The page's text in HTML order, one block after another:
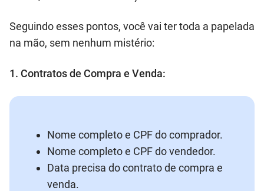
Seguindo esses pontos, você vai ter toda a papelada
na mão, sem nenhum mistério:
1. Contratos de Compra e Venda:
Nome completo e CPF do comprador.
Nome completo e CPF do vendedor.
Data precisa do contrato de compra e
venda.